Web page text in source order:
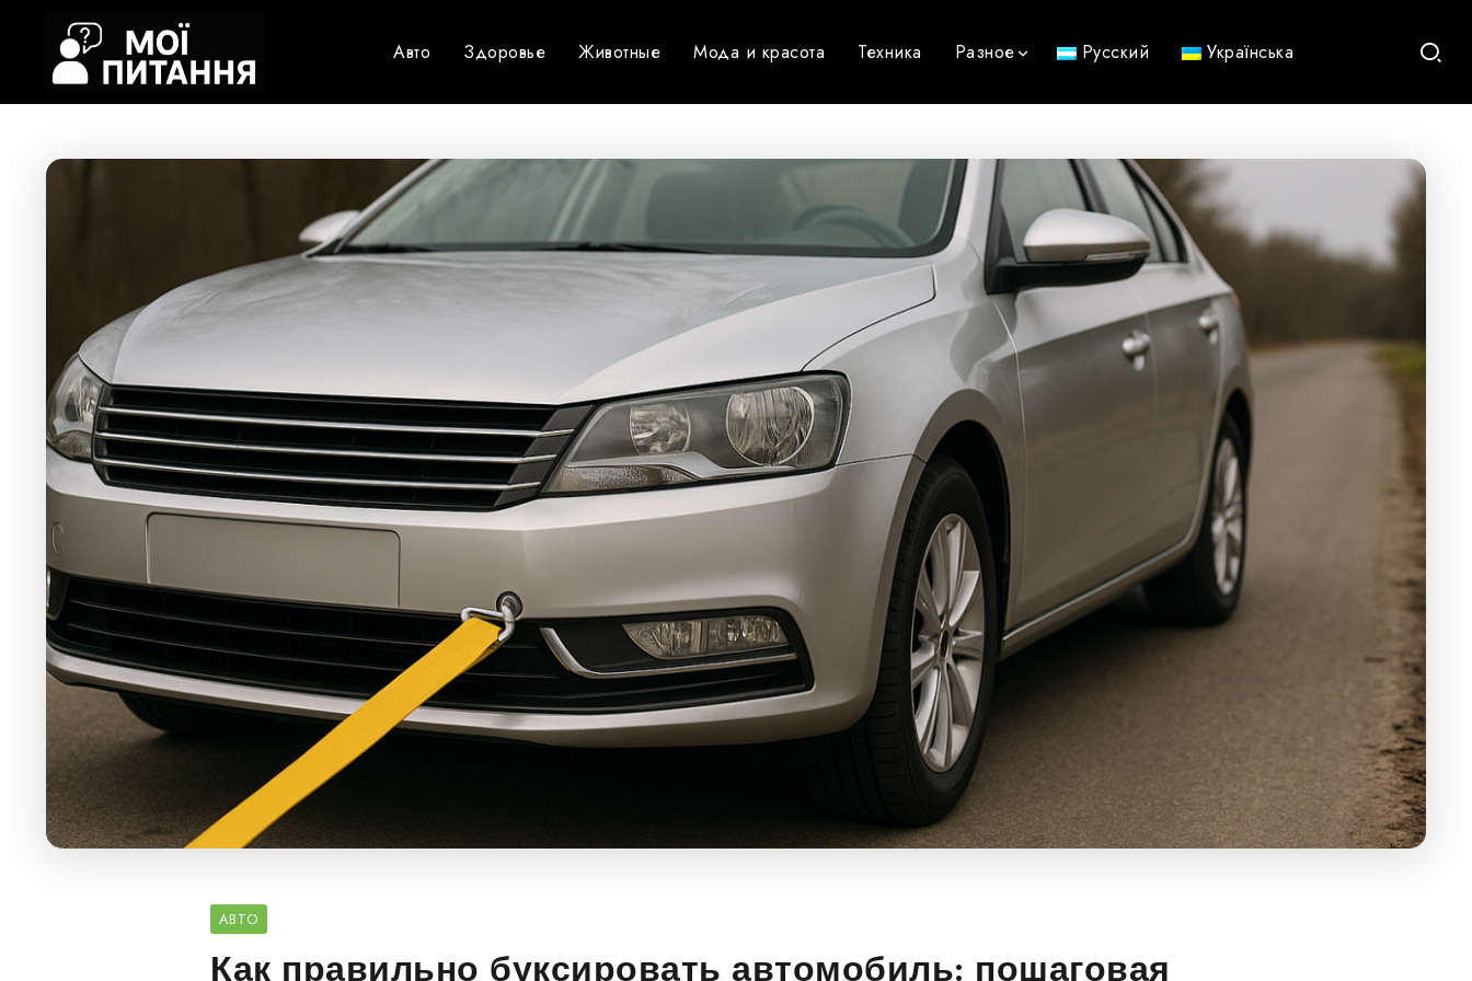
Авто Здоровье Животные Мода и красота Техника Разное Русский Українська
АВТО
Как правильно буксировать автомобиль: пошаговая